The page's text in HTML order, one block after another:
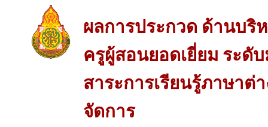
ผลการประกวด ด้านบริ
ครูผู้สอนยอดเยี่ยม ระดั
สาระการเรียนรู้ภาษาต่
จัดการ